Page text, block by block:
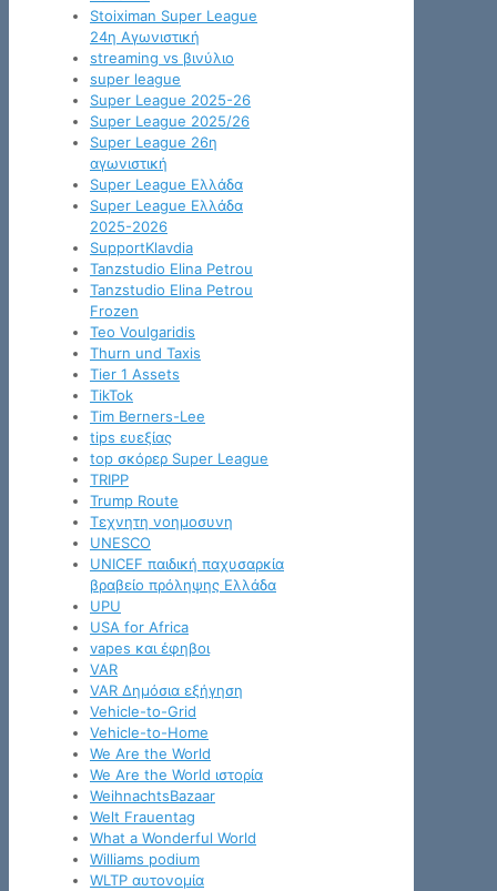
Stoiximan Super League
24η Αγωνιστική
streaming vs βινύλιο
super league
Super League 2025-26
Super League 2025/26
Super League 26η
αγωνιστική
Super League Ελλάδα
Super League Ελλάδα
2025-2026
SupportKlavdia
Tanzstudio Elina Petrou
Tanzstudio Elina Petrou
Frozen
Teo Voulgaridis
Thurn und Taxis
Tier 1 Assets
TikTok
Tim Berners-Lee
tips ευεξίας
top σκόρερ Super League
TRIPP
Trump Route
Tεχνητη νοημοσυνη
UNESCO
UNICEF παιδική παχυσαρκία
βραβείο πρόληψης Ελλάδα
UPU
USA for Africa
vapes και έφηβοι
VAR
VAR Δημόσια εξήγηση
Vehicle-to-Grid
Vehicle-to-Home
We Are the World
We Are the World ιστορία
WeihnachtsBazaar
Welt Frauentag
What a Wonderful World
Williams podium
WLTP αυτονομία